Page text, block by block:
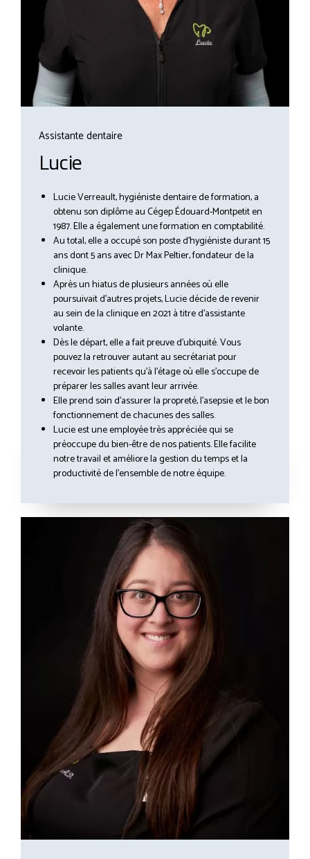
Assistante dentaire
Lucie
Lucie Verreault, hygiéniste dentaire de formation, a
obtenu son diplôme au Cégep Édouard-Montpetit en
1987. Elle a également une formation en comptabilité.
Au total, elle a occupé son poste d’hygiéniste durant 15
ans dont 5 ans avec Dr Max Peltier, fondateur de la
clinique.
Après un hiatus de plusieurs années où elle
poursuivait d’autres projets, Lucie décide de revenir
au sein de la clinique en 2021 à titre d’assistante
volante.
Dès le départ, elle a fait preuve d’ubiquité. Vous
pouvez la retrouver autant au secrétariat pour
recevoir les patients qu’à l’étage où elle s’occupe de
préparer les salles avant leur arrivée.
Elle prend soin d’assurer la propreté, l’asepsie et le bon
fonctionnement de chacunes des salles.
Lucie est une employée très appréciée qui se
préoccupe du bien-être de nos patients. Elle facilite
notre travail et améliore la gestion du temps et la
productivité de l’ensemble de notre équipe.